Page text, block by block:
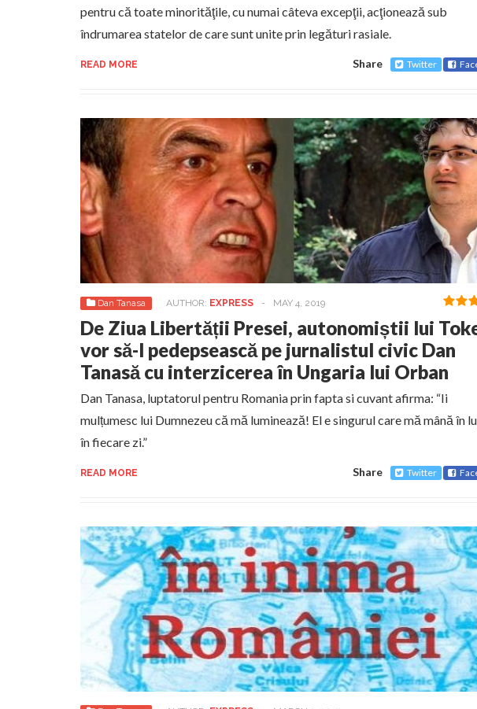
pentru că toate minorităţile, cu numai câteva excepţii, acţionează sub
îndrumarea statelor de care sunt unite prin legături rasiale.
READ MORE Share Twitter
Dan Tanasa AUTHOR: EXPRESS - MAY 4, 2019
De Ziua Libertății Presei, autonomiștii lui
vor să-l pedepsească pe jurnalistul civic Dan
Tanasă cu interzicerea în Ungaria lui Orban
Dan Tanasa, luptatorul pentru Romania prin fapta si cuvant afirma: “Ii
mulțumesc lui Dumnezeu că mă luminează! El e singurul care mă mână în
în fiecare zi.”
READ MORE Share Twitter